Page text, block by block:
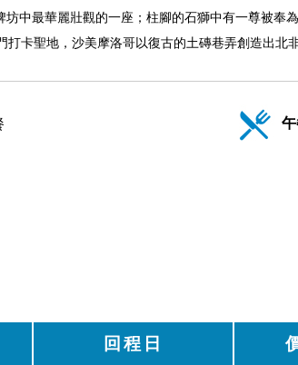
中最華麗壯觀的一座；柱腳的石獅中有一尊被奉
打卡聖地，沙美摩洛哥以復古的土磚巷弄創造出
回程日